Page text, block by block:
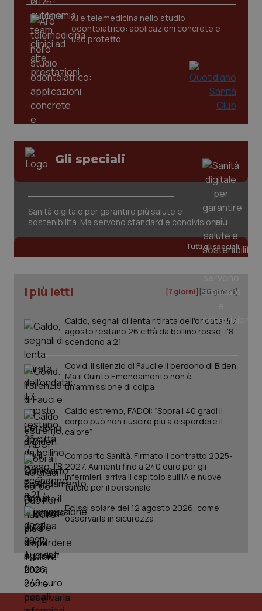
AI e telemedicina nello studio
odontoiatrico: applicazioni concrete e
uso protetto
Gli speciali
Sanità digitale per garantire più salute e
sostenibilità. Ma servono standard e condivisione
Tutti gli speciali
I più letti [7 giorni] [30 giorni]
Caldo, segnali di lenta ritirata dell'ondata: il 7
agosto restano 26 città da bollino rosso, l'8
scendono a 21
Covid. Il silenzio di Fauci e il perdono di Biden.
Ma il Quinto Emendamento non è
un’ammissione di colpa
Caldo estremo, FADOI: “Sopra i 40 gradi il
corpo può non riuscire più a disperdere il
calore”
Comparto Sanità. Firmato il contratto 2025-
2027. Aumenti fino a 240 euro per gli
infermieri, arriva il capitolo sull'IA e nuove
tutele per il personale
Eclissi solare del 12 agosto 2026, come
osservarla in sicurezza
tracking-sites-ironfish-
session-id
www.quotidianosanita.it
_ga
Google LLC
.quotidianosanita.it
PHPSESSID
PHP.net
www.quotidianosanita.it
_ga_KM60CM4NPH